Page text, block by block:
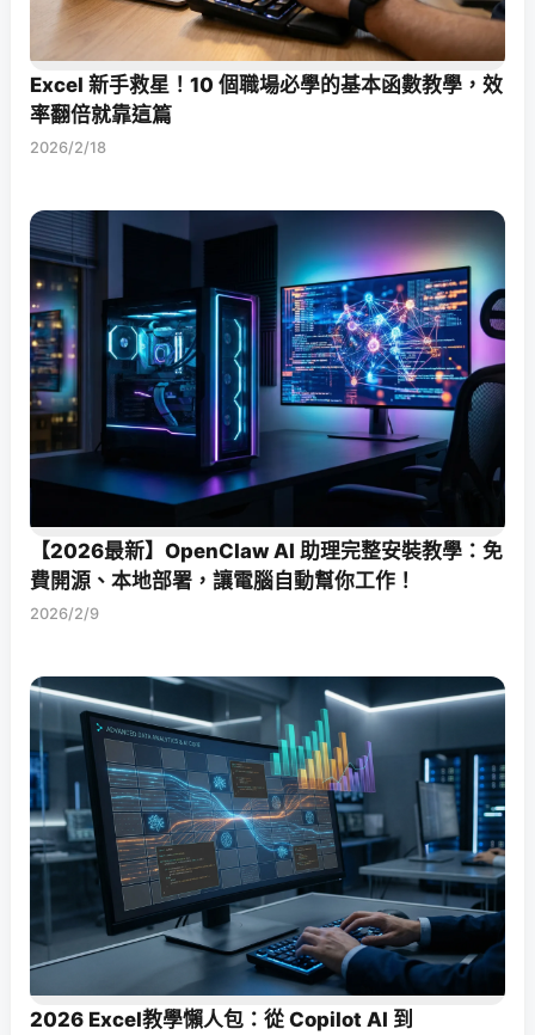
Excel 新手救星！10 個職場必學的基本函數教學，效
率翻倍就靠這篇
2026/2/18
【2026最新】OpenClaw AI 助理完整安裝教學：免
費開源、本地部署，讓電腦自動幫你工作！
2026/2/9
2026 Excel教學懶人包：從 Copilot AI 到